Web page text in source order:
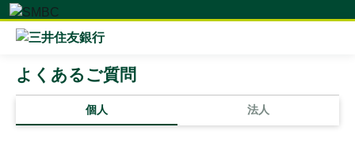
個人 法人
よくあるご質問